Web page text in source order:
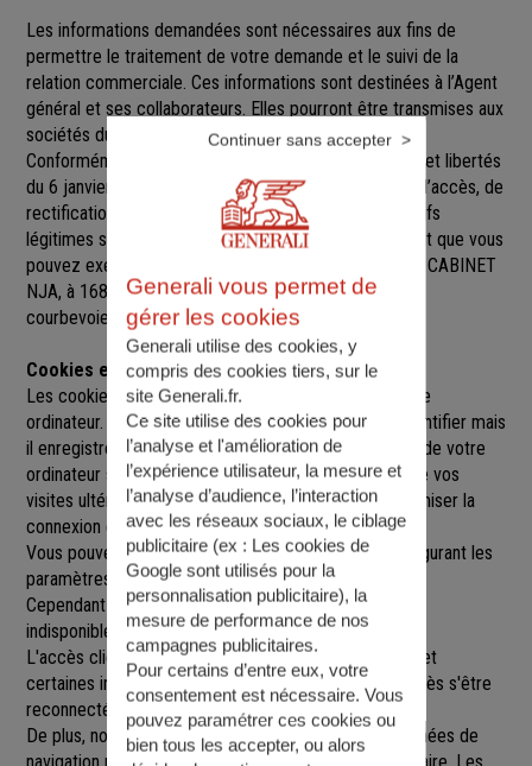
Les informations demandées sont nécessaires aux fins de
permettre le traitement de votre demande et le suivi de la
relation commerciale. Ces informations sont destinées à l’Agent
général et ses collaborateurs. Elles pourront être transmises aux
sociétés du groupe GENERALI.
Conformément aux dispositions de la loi Informatique et libertés
du 6 janvier 1978 modifiée, vous disposez d’un droit d’accès, de
rectification, de suppression et d’opposition pour motifs
légitimes sur l’ensemble des données vous concernant que vous
pouvez exercer sur simple demande auprès de SARL CABINET
NJA, à 168 RUE BERANGER, 92700 COLOMBES
courbevoie@agence.generali.fr.
Cookies et sessions
Les cookies sont de petits fichiers implantés sur votre
ordinateur. Un cookie ne nous permet pas de vous identifier mais
il enregistre des informations relatives à la navigation de votre
ordinateur sur notre site que nous pourrons lire lors de vos
visites ultérieures afin de faciliter la navigation, d'optimiser la
connexion et de personnaliser l'utilisation du site.
Vous pouvez refuser l'utilisation des cookies en configurant les
paramètres de votre navigateur Internet.
Cependant le fait de refuser les cookies peut rendre
indisponibles toutes ou certaines parties du site.
L'accès client est construit avec un délai de session, et
certaines informations ne seront remises à jour qu'après s'être
reconnecté sur le site.
De plus, nous pouvons être amenés à utiliser vos données de
Generali vous permet de
gérer les cookies
Generali utilise des cookies, y
compris des cookies tiers, sur le
site Generali.fr.
Ce site utilise des cookies pour
l’analyse et l'amélioration de
l’expérience utilisateur, la mesure et
l’analyse d’audience, l’interaction
avec les réseaux sociaux, le ciblage
publicitaire (ex : Les cookies de
Google sont utilisés pour la
personnalisation publicitaire), la
mesure de performance de nos
campagnes publicitaires.
Pour certains d’entre eux, votre
consentement est nécessaire. Vous
pouvez paramétrer ces cookies ou
bien tous les accepter, ou alors
Continuer sans accepter